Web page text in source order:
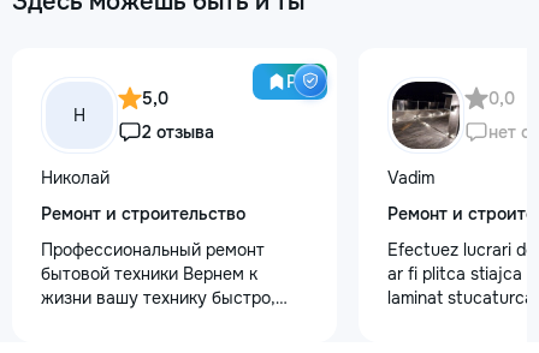
Pro
Н
5,0
2 отзыва
Николай
Ремонт и строительство
Профессиональный ремонт
бытовой техники Вернем к
жизни вашу технику быстро,
0,0
нет
Vadim
Ремонт и
Efectuez lucrari
ar fi plitca stiajca
laminat